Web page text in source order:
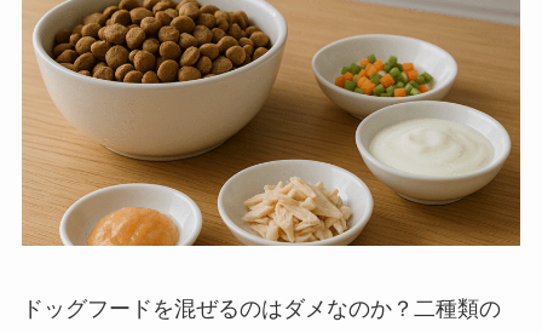
ドッグフードを混ぜるのはダメなのか？二種類の